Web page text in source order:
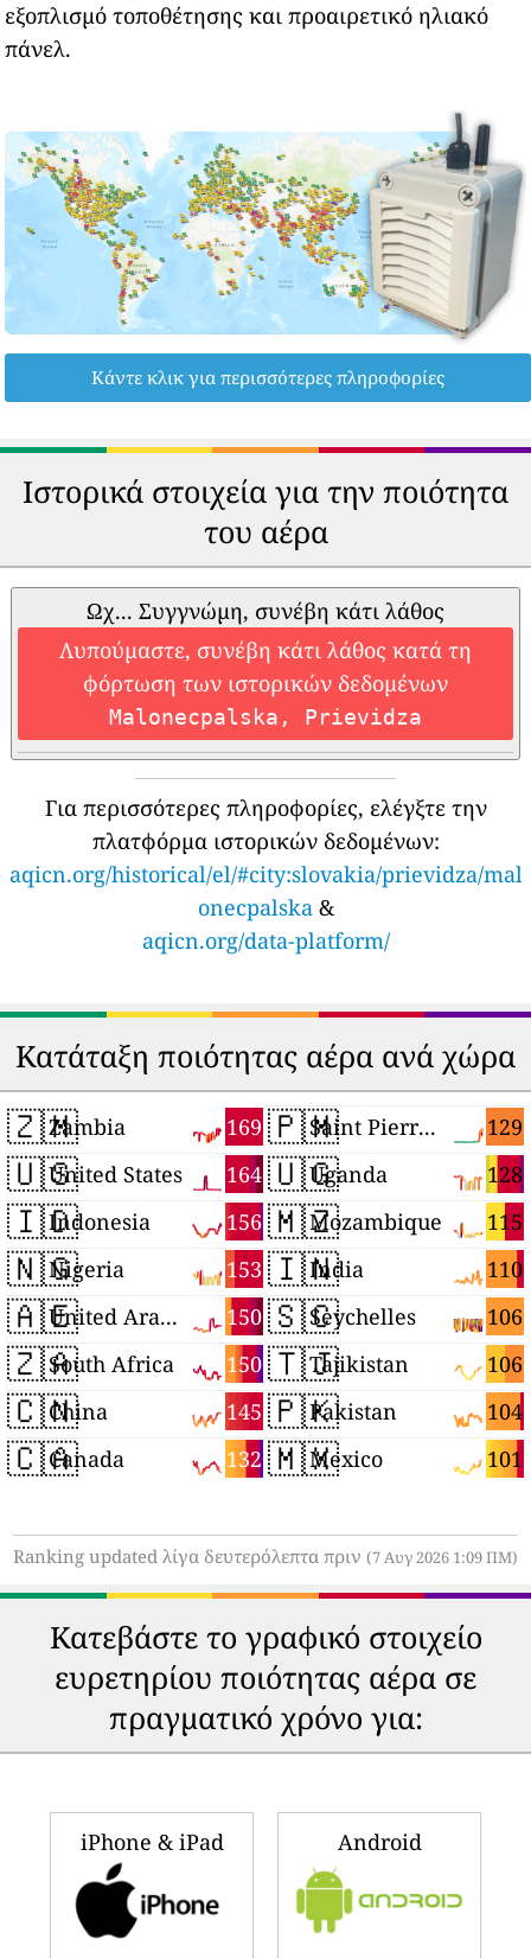
εξοπλισμό τοποθέτησης και προαιρετικό ηλιακό
πάνελ.
Κάντε κλικ για περισσότερες πληροφορίες
Ιστορικά στοιχεία για την ποιότητα
του αέρα
Ωχ... Συγγνώμη, συνέβη κάτι λάθος
Λυπούμαστε, συνέβη κάτι λάθος κατά τη
φόρτωση των ιστορικών δεδομένων
Malonecpalska, Prievidza
Για περισσότερες πληροφορίες, ελέγξτε την
πλατφόρμα ιστορικών δεδομένων:
aqicn.org/historical/el/#city:slovakia/prievidza/mal
onecpalska &
aqicn.org/data-platform/
Κατάταξη ποιότητας αέρα ανά χώρα
🇿🇲 169
Zambia
🇺🇸 164
United States
🇮🇩 156
Indonesia
🇳🇬 153
Nigeria
🇦🇪 150
United Arab Emirates
🇿🇦 150
South Africa
🇨🇳 145
China
🇨🇦 132
Canada
🇵🇲 129
Saint Pierre and Miquelon
🇺🇬 128
Uganda
🇲🇿 115
Mozambique
🇮🇳 110
India
🇸🇨 106
Seychelles
🇹🇯 106
Tajikistan
🇵🇰 104
Pakistan
🇲🇽 101
Mexico
Ranking updated λίγα δευτερόλεπτα πριν (7 Αυγ 2026 1:09 ΠΜ)
Κατεβάστε το γραφικό στοιχείο
ευρετηρίου ποιότητας αέρα σε
πραγματικό χρόνο για:
iPhone & iPad Android